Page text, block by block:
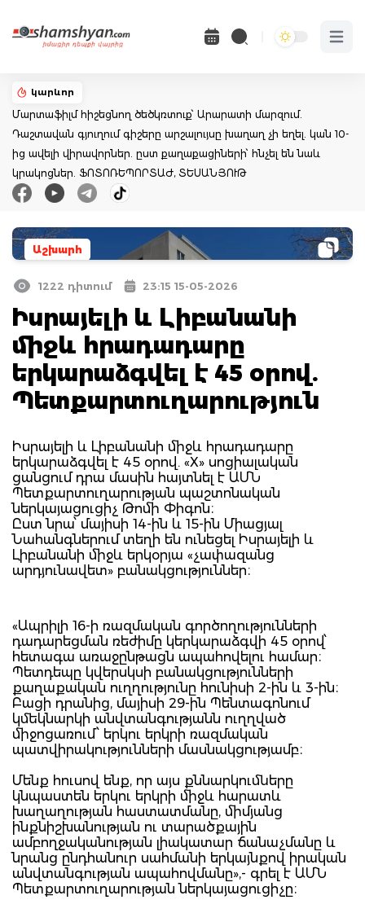
Open
կարևոր
Մարտաֆիլմ հիշեցնող ծեծկռտուք՝ Արարատի մարզում.
Դաշտավան գյուղում գիշերը արշալույսը խաղաղ չի եղել. կան 10-
ից ավելի վիրավորներ. ըստ քաղաքացիների՝ հնչել են նաև
կրակոցներ. ՖՈՏՈՌԵՊՈՐՏԱԺ, ՏԵՍԱՆՅՈՒԹ
Աշխարհ
1222 դիտում 23:15 15-05-2026
Իսրայելի և Լիբանանի
միջև հրադադարը
երկարաձգվել է 45 օրով.
Պետքարտուղարություն
Իսրայելի և Լիբանանի միջև հրադադարը
երկարաձգվել է 45 օրով. «X» սոցիալական
ցանցում դրա մասին հայտնել է ԱՄՆ
Պետքարտուղարության պաշտոնական
ներկայացուցիչ Թոմի Փիգոն։
Ըստ նրա՝ մայիսի 14-ին և 15-ին Միացյալ
Նահանգներում տեղի են ունեցել Իսրայելի և
Լիբանանի միջև երկօրյա «չափազանց
արդյունավետ» բանակցություններ։
«Ապրիլի 16-ի ռազմական գործողությունների
դադարեցման ռեժիմը կերկարաձգվի 45 օրով՝
հետագա առաջընթացն ապահովելու համար։
Պետդեպը կվերսկսի բանակցությունների
քաղաքական ուղղությունը հունիսի 2-ին և 3-ին։
Բացի դրանից, մայիսի 29-ին Պենտագոնում
կմեկնարկի անվտանգությանն ուղղված
միջոցառում՝ երկու երկրի ռազմական
պատվիրակությունների մասնակցությամբ։
Մենք հուսով ենք, որ այս քննարկումները
կնպաստեն երկու երկրի միջև հարատև
խաղաղության հաստատմանը, միմյանց
ինքնիշխանության ու տարածքային
ամբողջականության լիակատար ճանաչմանը և
նրանց ընդհանուր սահմանի երկայնքով իրական
անվտանգության ապահովմանը»,- գրել է ԱՄՆ
Պետքարտուղարության ներկայացուցիչը։